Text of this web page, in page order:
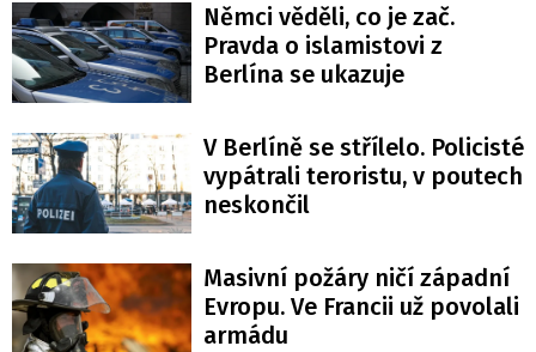
Němci věděli, co je zač.
Pravda o islamistovi z
Berlína se ukazuje
V Berlíně se střílelo. Policisté
vypátrali teroristu, v poutech
neskončil
Masivní požáry ničí západní
Evropu. Ve Francii už povolali
armádu